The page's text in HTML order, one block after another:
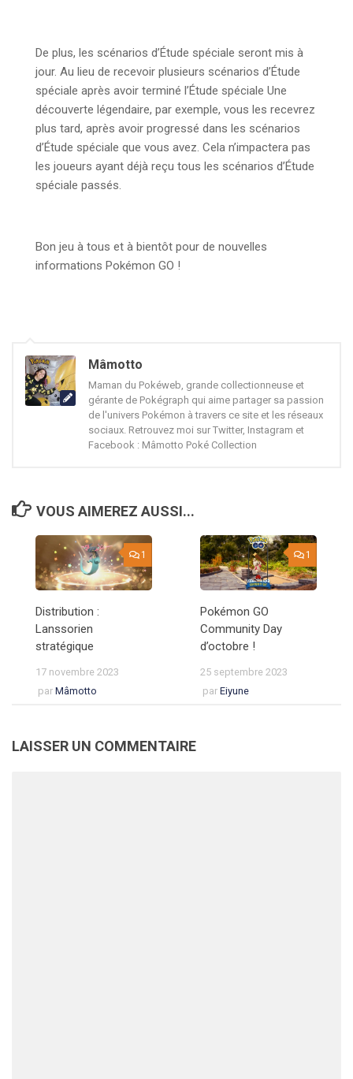
De plus, les scénarios d’Étude spéciale seront mis à
jour. Au lieu de recevoir plusieurs scénarios d’Étude
spéciale après avoir terminé l’Étude spéciale Une
découverte légendaire, par exemple, vous les recevrez
plus tard, après avoir progressé dans les scénarios
d’Étude spéciale que vous avez. Cela n’impactera pas
les joueurs ayant déjà reçu tous les scénarios d’Étude
spéciale passés.
Bon jeu à tous et à bientôt pour de nouvelles
informations Pokémon GO !
Mâmotto
Maman du Pokéweb, grande collectionneuse et
gérante de Pokégraph qui aime partager sa passion
de l'univers Pokémon à travers ce site et les réseaux
sociaux. Retrouvez moi sur Twitter, Instagram et
Facebook : Mâmotto Poké Collection
VOUS AIMEREZ AUSSI...
1
Distribution :
Lanssorien
stratégique
17 novembre 2023
par Mâmotto
1
Pokémon GO
Community Day
d’octobre !
25 septembre 2023
par Eiyune
LAISSER UN COMMENTAIRE